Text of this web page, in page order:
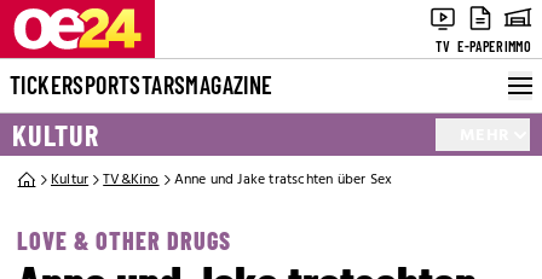
TV E-PAPERIMMO
TICKERSPORTSTARSMAGAZINE
KULTUR
Kultur TV&Kino Anne und Jake tratschten über Sex
LOVE & OTHER DRUGS